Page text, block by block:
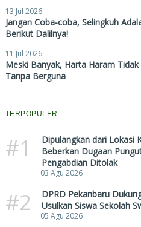
13 Jul 2026
Jangan Coba-coba, Selingkuh
Berikut Dalilnya!
11 Jul 2026
Meski Banyak, Harta Haram
Tanpa Berguna
TERPOPULER
#1
Dipulangkan dari Lokasi
Beberkan Dugaan
Pengabdian Ditolak
03 Agu 2026
#2
DPRD Pekanbaru
Usulkan Siswa Sekolah
05 Agu 2026